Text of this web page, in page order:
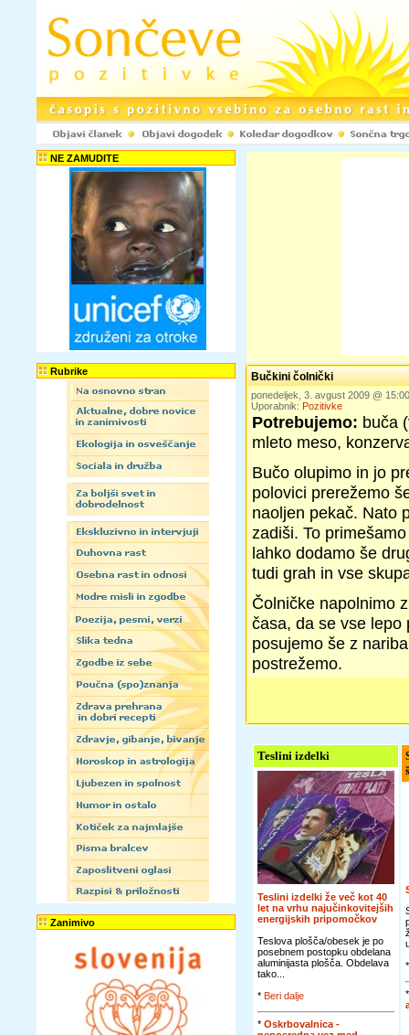
NE ZAMUDITE
Rubrike
Zanimivo
Bučkini čolnički
ponedeljek, 3. avgust 2009 @
Uporabnik: Pozitivke
Potrebujemo: buča
mleto meso,
Bučo olupimo in jo
polovici prerežemo
naoljen pekač. Nato
zadiši. To
lahko dodamo še
tudi grah in vse
Čolničke napolnimo
časa, da se vse lepo
posujemo še z
postrežemo.
Teslini izdelki
Teslini izdelki že več kot 40
let na vrhu najučinkovitejših
energijskih pripomočkov
Teslova plošča/obesek je po
posebnem postopku obdelana
aluminijasta plošča. Obdelava
tako...
* Beri dalje
* Oskrbovalnica -